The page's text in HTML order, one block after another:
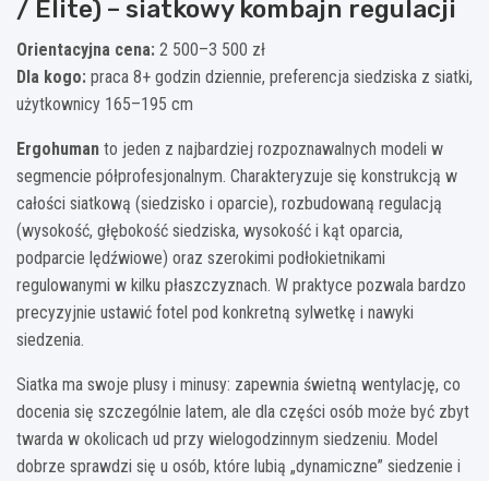
/ Elite) – siatkowy kombajn regulacji
Orientacyjna cena: 2 500–3 500 zł
Dla kogo: praca 8+ godzin dziennie, preferencja siedziska z siatki,
użytkownicy 165–195 cm
Ergohuman to jeden z najbardziej rozpoznawalnych modeli w
segmencie półprofesjonalnym. Charakteryzuje się konstrukcją w
całości siatkową (siedzisko i oparcie), rozbudowaną regulacją
(wysokość, głębokość siedziska, wysokość i kąt oparcia,
podparcie lędźwiowe) oraz szerokimi podłokietnikami
regulowanymi w kilku płaszczyznach. W praktyce pozwala bardzo
precyzyjnie ustawić fotel pod konkretną sylwetkę i nawyki
siedzenia.
Siatka ma swoje plusy i minusy: zapewnia świetną wentylację, co
docenia się szczególnie latem, ale dla części osób może być zbyt
twarda w okolicach ud przy wielogodzinnym siedzeniu. Model
dobrze sprawdzi się u osób, które lubią „dynamiczne” siedzenie i